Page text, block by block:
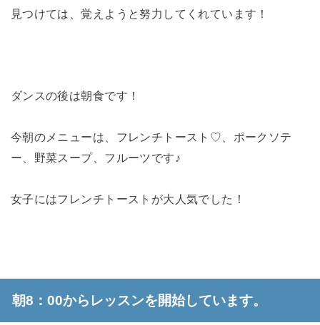
見つけては、覚えようと努力してくれています！
ダンスの後は朝食です！
今朝のメニューは、フレンチトースト♡、ポークソテ
ー、野菜スープ、フルーツです♪
女子にはフレンチトーストが大人気でした！
朝8：00からレッスンを開始しています。